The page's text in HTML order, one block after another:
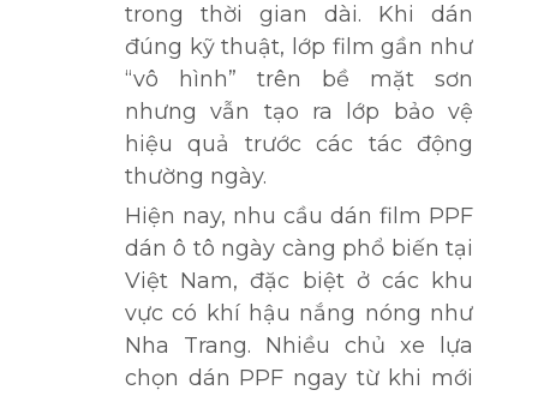
trong thời gian dài. Khi dán
đúng kỹ thuật, lớp film gần như
“vô hình” trên bề mặt sơn
nhưng vẫn tạo ra lớp bảo vệ
hiệu quả trước các tác động
thường ngày.
Hiện nay, nhu cầu dán film PPF
dán ô tô ngày càng phổ biến tại
Việt Nam, đặc biệt ở các khu
vực có khí hậu nắng nóng như
Nha Trang. Nhiều chủ xe lựa
chọn dán PPF ngay từ khi mới